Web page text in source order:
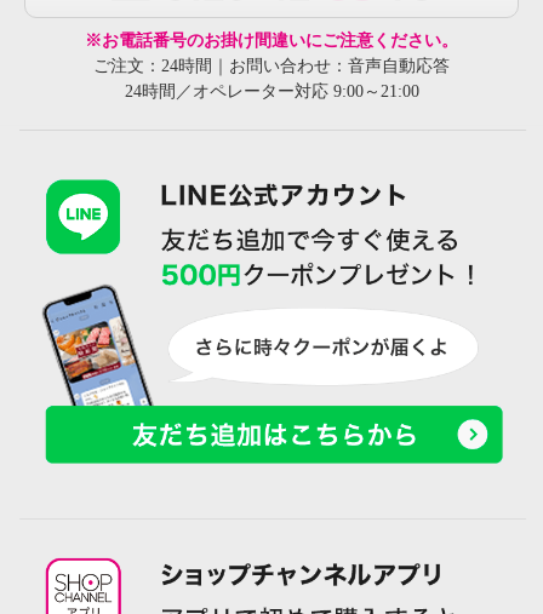
※お電話番号のお掛け間違いにご注意ください。
ご注文：24時間｜お問い合わせ：音声自動応答
24時間／オペレーター対応 9:00～21:00